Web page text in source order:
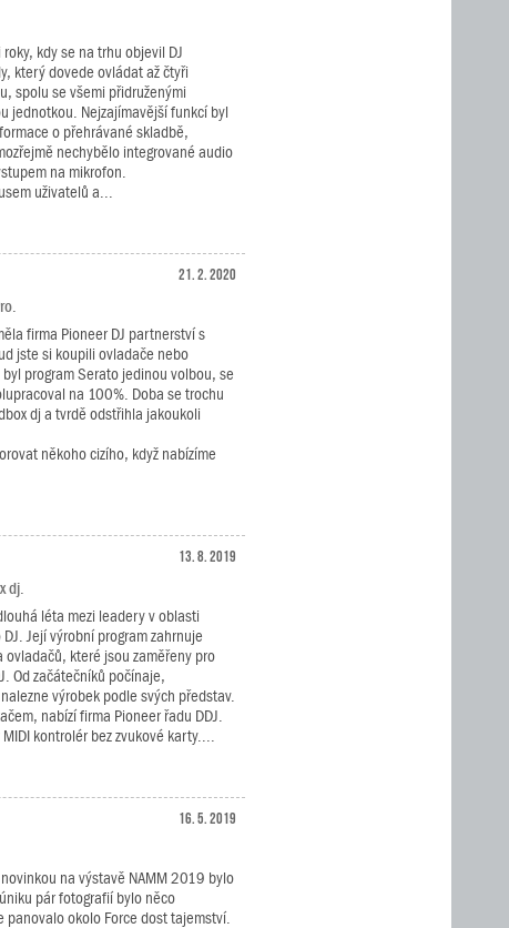
kdy se na trhu objevil DJ
který dovede ovládat až čtyři
spolu se všemi přidruženými
jednotkou. Nejzajímavější funkcí byl
o přehrávané skladbě,
nechybělo integrované audio
na mikrofon.
uživatelů a...
21. 2. 2020
firma Pioneer DJ partnerství s
jste si koupili ovladače nebo
program Serato jedinou volbou, se
na 100%. Doba se trochu
dj a tvrdě odstřihla jakoukoli
někoho cizího, když nabízíme
13. 8. 2019
dj.
léta mezi leadery v oblasti
Její výrobní program zahrnuje
ovladačů, které jsou zaměřeny pro
Od začátečníků počínaje,
výrobek podle svých představ.
nabízí firma Pioneer řadu DDJ.
kontrolér bez zvukové karty....
16. 5. 2019
na výstavě NAMM 2019 bylo
pár fotografií bylo něco
panovalo okolo Force dost tajemství.